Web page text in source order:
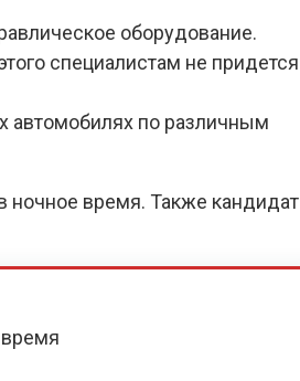
оборудование.
специалистам не придется
автомобилях по различным
ночное время. Также кандидат